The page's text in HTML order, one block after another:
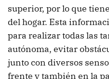
superior, por lo que
del hogar. Esta
para realizar todas las
autónoma, evitar
junto con diversos
frente y también en la